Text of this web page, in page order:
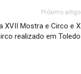
Próximo artigo
XVII Mostra e Circo e X
realizado em Toledo